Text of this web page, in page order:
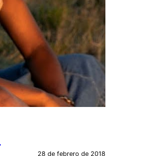
28 de febrero de 2018